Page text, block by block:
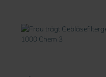
Skip image gallery